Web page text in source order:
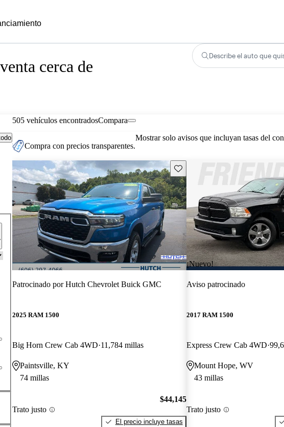
cerca de
Describe el auto que
505 vehículos encontradosCompara
Compra con precios transparentes.
Mostrar solo avisos que incluyan tasas del
Guarda este Aviso
Patrocinado porHutch Chevrolet Buick GMC
2025 RAM 1500
Big Horn Crew Cab 4WD 11,784 millas
Paintsville, KY
74 millas
Trato justo
$44,145
El precio incluye tasas
¡Nuevo!
Aviso patrocinado
2017 RAM 1500
Express Crew Cab 4WD
Mount Hope, WV
43 millas
Trato justo